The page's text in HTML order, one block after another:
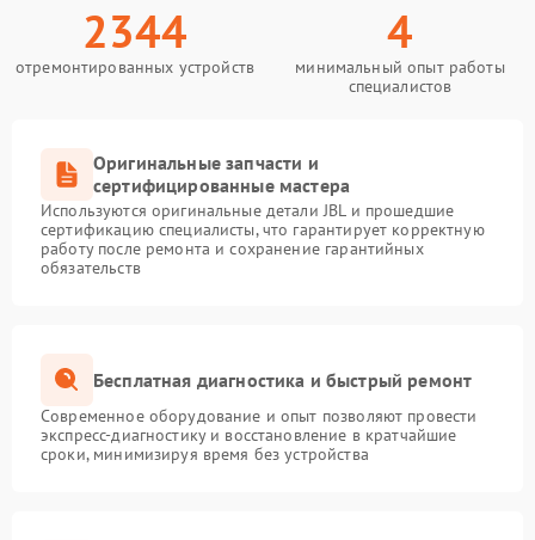
2344
отремонтированных устройств
4
минимальный опыт работы
специалистов
Оригинальные запчасти и
сертифицированные мастера
Используются оригинальные детали JBL и прошедшие
сертификацию специалисты, что гарантирует корректную
работу после ремонта и сохранение гарантийных
обязательств
Бесплатная диагностика и быстрый ремонт
Современное оборудование и опыт позволяют провести
экспресс-диагностику и восстановление в кратчайшие
сроки, минимизируя время без устройства